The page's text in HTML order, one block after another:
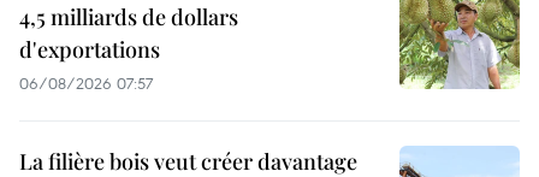
4,5 milliards de dollars
d'exportations
06/08/2026 07:57
La filière bois veut créer davantage